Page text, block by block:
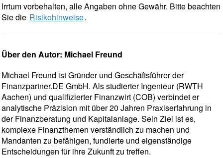
Irrtum vorbehalten, alle Angaben ohne Gewähr. Bitte beachten
Sie die Risikohinweise.
Über den Autor: Michael Freund
Michael Freund ist Gründer und Geschäftsführer der
Finanzpartner.DE GmbH. Als studierter Ingenieur (RWTH
Aachen) und qualifizierter Finanzwirt (COB) verbindet er
analytische Präzision mit über 20 Jahren Praxiserfahrung in
der Finanzberatung und Kapitalanlage. Sein Ziel ist es,
komplexe Finanzthemen verständlich zu machen und
Mandanten zu befähigen, fundierte und eigenständige
Entscheidungen für ihre Zukunft zu treffen.